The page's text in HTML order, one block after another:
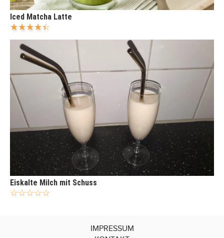
Iced Matcha Latte
Eiskalte Milch mit Schuss
IMPRESSUM